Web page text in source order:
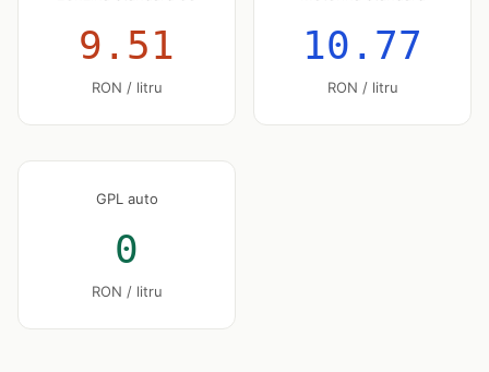
9.51
RON / litru
10.77
RON / litru
GPL auto
0
RON / litru